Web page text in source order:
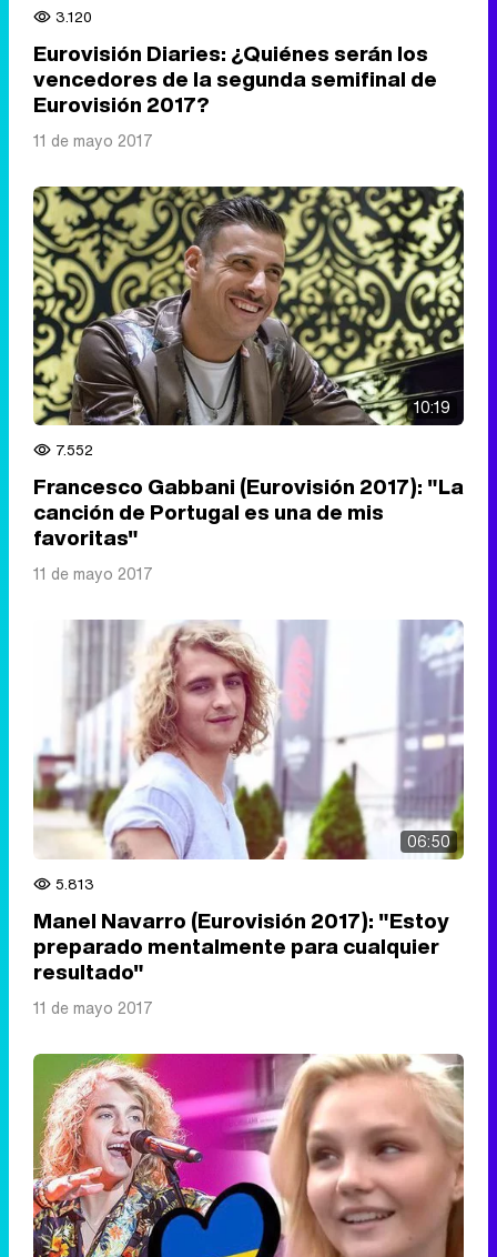
3.120
Eurovisión Diaries: ¿Quiénes serán los
vencedores de la segunda semifinal de
Eurovisión 2017?
11 de mayo 2017
10:19
7.552
Francesco Gabbani (Eurovisión 2017): "La
canción de Portugal es una de mis
favoritas"
11 de mayo 2017
06:50
5.813
Manel Navarro (Eurovisión 2017): "Estoy
preparado mentalmente para cualquier
resultado"
11 de mayo 2017